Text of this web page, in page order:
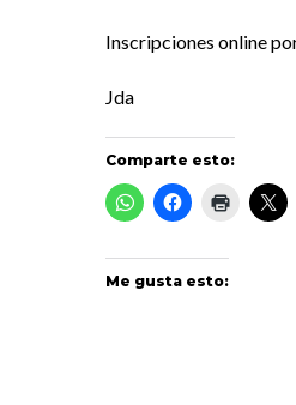
Inscripciones online
Jda
Comparte esto:
Me gusta esto: